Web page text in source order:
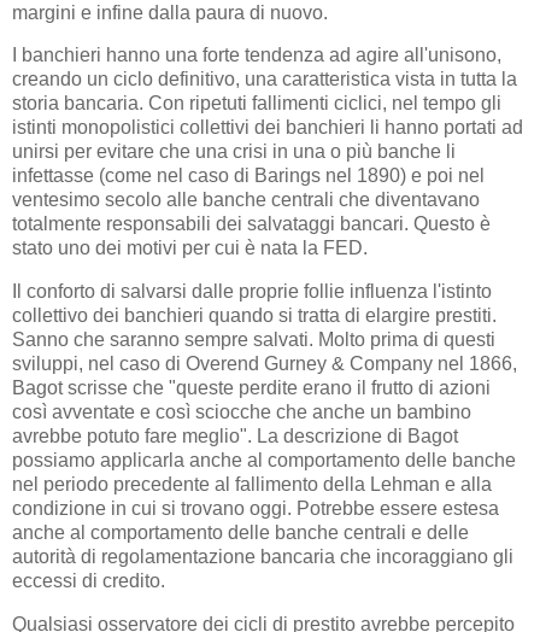
margini e infine dalla paura di nuovo.
I banchieri hanno una forte tendenza ad agire all'unisono,
creando un ciclo definitivo, una caratteristica vista in tutta la
storia bancaria. Con ripetuti fallimenti ciclici, nel tempo gli
istinti monopolistici collettivi dei banchieri li hanno portati ad
unirsi per evitare che una crisi in una o più banche li
infettasse (come nel caso di Barings nel 1890) e poi nel
ventesimo secolo alle banche centrali che diventavano
totalmente responsabili dei salvataggi bancari. Questo è
stato uno dei motivi per cui è nata la FED.
Il conforto di salvarsi dalle proprie follie influenza l'istinto
collettivo dei banchieri quando si tratta di elargire prestiti.
Sanno che saranno sempre salvati. Molto prima di questi
sviluppi, nel caso di Overend Gurney & Company nel 1866,
Bagot scrisse che "queste perdite erano il frutto di azioni
così avventate e così sciocche che anche un bambino
avrebbe potuto fare meglio". La descrizione di Bagot
possiamo applicarla anche al comportamento delle banche
nel periodo precedente al fallimento della Lehman e alla
condizione in cui si trovano oggi. Potrebbe essere estesa
anche al comportamento delle banche centrali e delle
autorità di regolamentazione bancaria che incoraggiano gli
eccessi di credito.
Qualsiasi osservatore dei cicli di prestito avrebbe percepito